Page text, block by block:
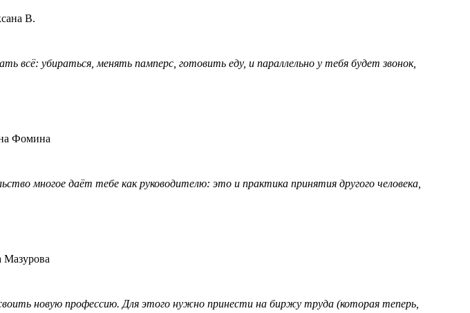
убираться, менять памперс, готовить еду, и параллельно у тебя будет звонок,
многое даёт тебе как руководителю: это и практика принятия другого человека,
новую профессию. Для этого нужно принести на биржу труда (которая теперь,